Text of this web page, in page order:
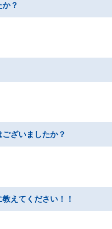
？
ざいましたか？
えてください！！